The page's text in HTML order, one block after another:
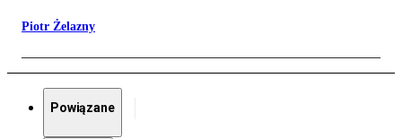
Piotr Żelazny
Powiązane